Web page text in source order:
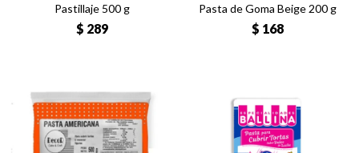
Pastillaje 500 g
$ 289
Pasta de Goma Beige 200 g
$ 168